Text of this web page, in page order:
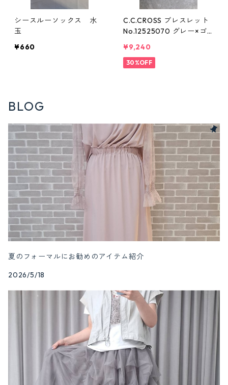
シースルーソックス 水
玉
¥660
C.C.CROSS ブレスレット
No.12525070 グレー×ゴ
シーシークロス
¥9,240
30%OFF
BLOG
夏のフォーマルにお勧めのアイテム紹介
2026/5/18